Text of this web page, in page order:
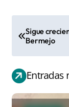
N
e
g
Sigue
Bermejo
Entradas